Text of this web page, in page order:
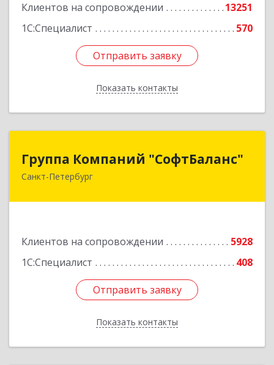
Клиентов на сопровождении
13251
1С:Специалист
570
Отправить заявку
Показать контакты
Отправить заявку
Назад
Группа Компаний "СофтБаланс"
Санкт-Петербург
Клиентов на сопровождении
5928
1С:Специалист
408
Отправить заявку
Показать контакты
Группа Компаний "СофтБаланс"
195112, Санкт-Петербург г, Заневский пр-кт,
Отправить заявку
Назад